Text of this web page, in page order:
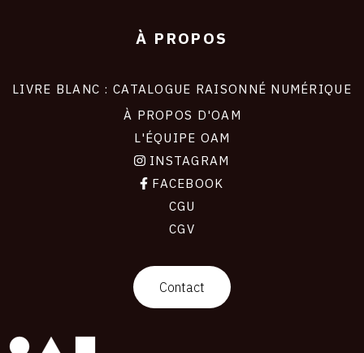
À PROPOS
LIVRE BLANC : CATALOGUE RAISONNÉ NUMÉRIQUE
À PROPOS D'OAM
L'ÉQUIPE OAM
INSTAGRAM
FACEBOOK
CGU
CGV
Contact